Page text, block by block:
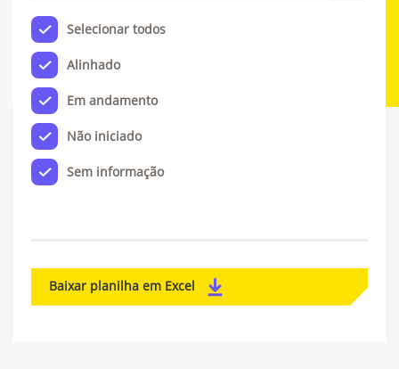
Selecionar todos
Alinhado
Em andamento
Não iniciado
Sem informação
Baixar planilha em Excel